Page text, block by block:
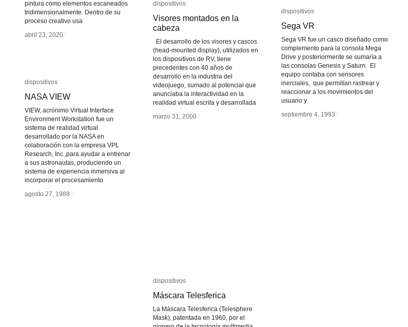
pintura como elementos escaneados
tridimensionalmente. Dentro de su
proceso creativo usa
abril 23, 2020 /
abril 23, 2020 /
dispositivos
Visores montados en la
cabeza
El desarrollo de los visores y cascos
(head-mounted display), utilizados en
los dispositivos de RV, tiene
precedentes con 40 años de
desarrollo en la industria del
videojuego, sumado al potencial que
anunciaba la interactividad en la
realidad virtual escrita y desarrollada
marzo 31, 2000 /
dispositivos
Visores montados en la
cabeza
marzo 31, 2000 /
dispositivos
Sega VR
Sega VR fue un casco diseñado como
complemento para la consola Mega
Drive y posteriormente se sumaría a
las consolas Genesis y Saturn. El
equipo contaba con sensores
inerciales, que permitían rastrear y
reaccionar a los movimientos del
usuario y
septiembre 4, 1993 /
dispositivos
Sega VR
septiembre 4, 1993 /
dispositivos
NASA VIEW
VIEW, acrónimo Virtual Interface
Environment Workstation fue un
sistema de realidad virtual
desarrollado por la NASA en
colaboración con la empresa VPL
Research, Inc.,para ayudar a entrenar
a sus astronautas, produciendo un
sistema de experiencia inmersiva al
incorporar el procesamiento
agosto 27, 1988 /
dispositivos
NASA VIEW
agosto 27, 1988 /
dispositivos
Máscara Telesferica
La Máscara Telesferica (Telesphere
Mask), patentada en 1960, por el
dispositivos
Máscara Telesferica